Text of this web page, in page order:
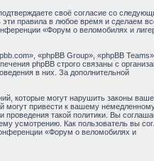
своё согласие со
правила в любое время и сделаем
«Форум о веломобилях и
«phpBB Group», «phpBB
phpBB строго связаны с
в них. За дополнительной
которые могут нарушить законы
могут привести к вашему
такой политики. Вы
усмотрению. Как пользователь вы
«Форум о веломобилях и